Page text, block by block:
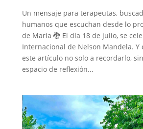
Un mensaje para terapeutas,
humanos que escuchan desde lo
de María 🐉 El día 18 de julio, se
Internacional de Nelson Mandela.
este artículo no solo a recordarlo,
espacio de reflexión...